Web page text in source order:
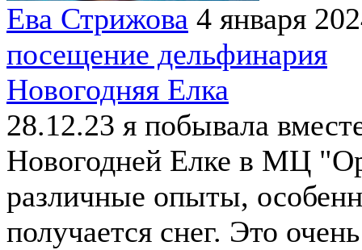
Ева Стрижова 4 января
посещение дельфинария
Новогодняя Елка
28.12.23 я побывала
Новогодней Елке в МЦ
различные опыты,
получается снег. Это